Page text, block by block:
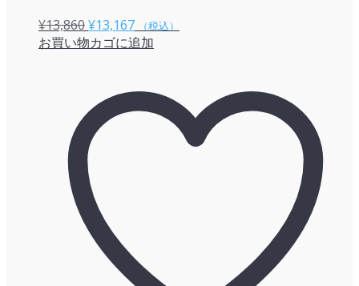
¥13,860元
の
¥13,860
で
し
た。
¥13,167現
在
格
は
¥13,167
（税込）
お買い物カゴに追加